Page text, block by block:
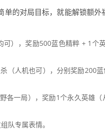
的对局目标，就能解锁额外
），奖励500蓝色精粹 + 1个
（人机也可），分别奖励200
各一局），奖励1个永久英雄（
队专属表情。